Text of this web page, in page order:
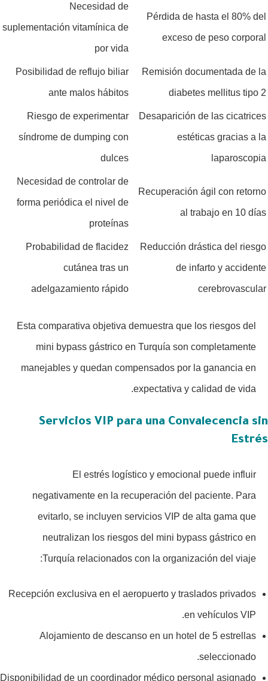
Pérdida de hasta el 80% del
exceso de peso corporal
Necesidad de
suplementación vitamínica de
por vida
Remisión documentada de la
diabetes mellitus tipo 2
Posibilidad de reflujo biliar
ante malos hábitos
Desaparición de las cicatrices
estéticas gracias a la
laparoscopia
Riesgo de experimentar
síndrome de dumping con
dulces
Recuperación ágil con retorno
al trabajo en 10 días
Necesidad de controlar de
forma periódica el nivel de
proteínas
Reducción drástica del riesgo
de infarto y accidente
cerebrovascular
Probabilidad de flacidez
cutánea tras un
adelgazamiento rápido
Esta comparativa objetiva demuestra que los riesgos del
mini bypass gástrico en Turquía son completamente
manejables y quedan compensados por la ganancia en
expectativa y calidad de vida.
Servicios VIP para una Convalecencia sin
Estrés
El estrés logístico y emocional puede influir
negativamente en la recuperación del paciente. Para
evitarlo, se incluyen servicios VIP de alta gama que
neutralizan los riesgos del mini bypass gástrico en
Turquía relacionados con la organización del viaje:
Recepción exclusiva en el aeropuerto y traslados privados
en vehículos VIP.
Alojamiento de descanso en un hotel de 5 estrellas
seleccionado.
Disponibilidad de un coordinador médico personal asignado